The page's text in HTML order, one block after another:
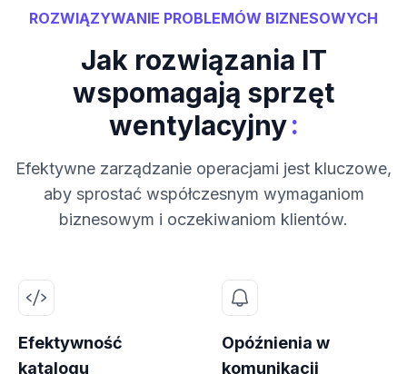
ROZWIĄZYWANIE PROBLEMÓW BIZNESOWYCH
Jak rozwiązania IT
wspomagają sprzęt
wentylacyjny:
Efektywne zarządzanie operacjami jest kluczowe,
aby sprostać współczesnym wymaganiom
biznesowym i oczekiwaniom klientów.
Efektywność
katalogu
Opóźnienia w
komunikacji